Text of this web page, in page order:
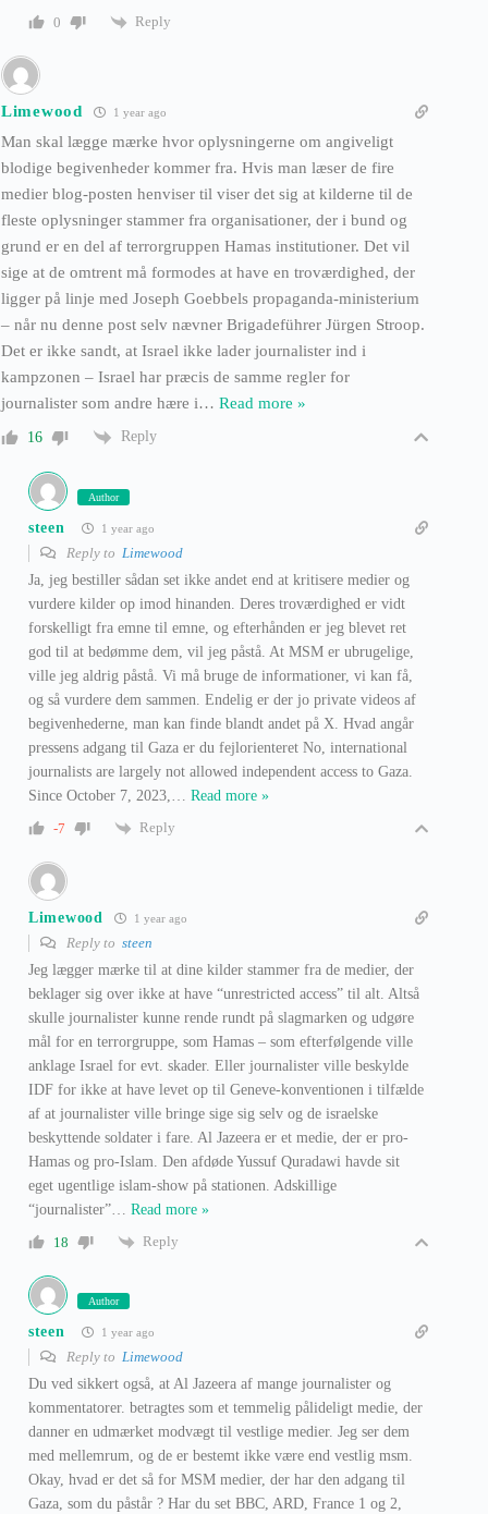
0
Reply
Limewood 1 year ago
Man skal lægge mærke hvor oplysningerne om angiveligt
blodige begivenheder kommer fra. Hvis man læser de fire
medier blog-posten henviser til viser det sig at kilderne til de
fleste oplysninger stammer fra organisationer, der i bund og
grund er en del af terrorgruppen Hamas institutioner. Det vil
sige at de omtrent må formodes at have en troværdighed, der
ligger på linje med Joseph Goebbels propaganda-ministerium
– når nu denne post selv nævner Brigadeführer Jürgen Stroop.
Det er ikke sandt, at Israel ikke lader journalister ind i
kampzonen – Israel har præcis de samme regler for
journalister som andre hære i… Read more »
16 Reply
Author
steen 1 year ago
Reply to Limewood
Ja, jeg bestiller sådan set ikke andet end at kritisere medier og
vurdere kilder op imod hinanden. Deres troværdighed er vidt
forskelligt fra emne til emne, og efterhånden er jeg blevet ret
god til at bedømme dem, vil jeg påstå. At MSM er ubrugelige,
ville jeg aldrig påstå. Vi må bruge de informationer, vi kan få,
og så vurdere dem sammen. Endelig er der jo private videos af
begivenhederne, man kan finde blandt andet på X. Hvad angår
pressens adgang til Gaza er du fejlorienteret No, international
journalists are largely not allowed independent access to Gaza.
Since October 7, 2023,… Read more »
-7
Reply
Limewood 1 year ago
Reply to steen
Jeg lægger mærke til at dine kilder stammer fra de medier, der
beklager sig over ikke at have “unrestricted access” til alt. Altså
skulle journalister kunne rende rundt på slagmarken og udgøre
mål for en terrorgruppe, som Hamas – som efterfølgende ville
anklage Israel for evt. skader. Eller journalister ville beskylde
IDF for ikke at have levet op til Geneve-konventionen i tilfælde
af at journalister ville bringe sige sig selv og de israelske
beskyttende soldater i fare. Al Jazeera er et medie, der er pro-
Hamas og pro-Islam. Den afdøde Yussuf Quradawi havde sit
eget ugentlige islam-show på stationen. Adskillige
“journalister”… Read more »
18
Reply
Author
steen 1 year ago
Reply to Limewood
Du ved sikkert også, at Al Jazeera af mange journalister og
kommentatorer. betragtes som et temmelig pålideligt medie, der
danner en udmærket modvægt til vestlige medier. Jeg ser dem
med mellemrum, og de er bestemt ikke være end vestlig msm.
Okay, hvad er det så for MSM medier, der har den adgang til
Gaza, som du påstår ? Har du set BBC, ARD, France 1 og 2,